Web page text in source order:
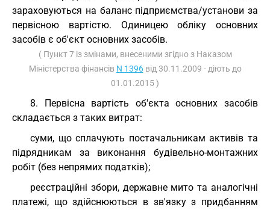
зараховуються на баланс підприємства/установи за
первісною вартістю. Одиницею обліку основних
засобів є об'єкт основних засобів.
( Пункт 7 із змінами, внесеними згідно з Наказом
Міністерства фінансів N 1396від 30.11.2009 - діють до
01.01.2015 )
8. Первісна вартість об'єкта основних засобів
складається з таких витрат:
суми, що сплачують постачальникам активів та
підрядникам за виконання будівельно-монтажних
робіт (без непрямих податків);
реєстраційні збори, державне мито та аналогічні
платежі, що здійснюються в зв'язку з придбанням